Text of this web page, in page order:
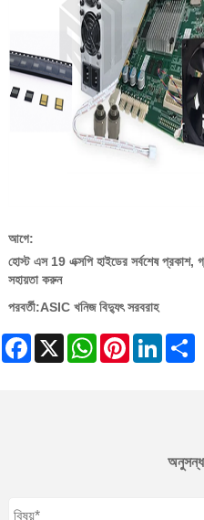
আগে:
হোস্ট এস 19 এক্সপি হাইডের সর্বশেষ প্রকাশ,
সহায়তা করুন
পরবর্তী:ASIC খনিজ বিদ্যুৎ সরবরাহ
Facebook
X WhatsAppPinterestLinkedIn